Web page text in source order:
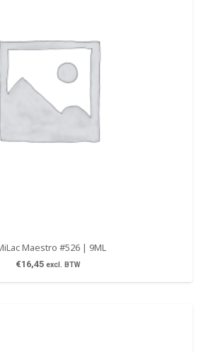
Maestro #526 | 9ML
€16,45 excl. BTW